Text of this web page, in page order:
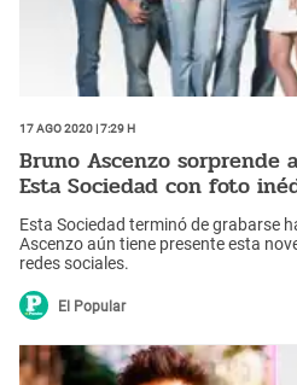
17 Ago 2020 | 7:29 h
Bruno Ascenzo sorprende
Esta Sociedad con foto
Esta Sociedad terminó de grabarse
Ascenzo aún tiene presente esta
redes sociales.
El Popular